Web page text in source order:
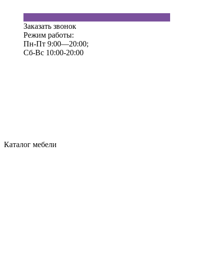
Заказать звонок
Режим работы:
Пн-Пт 9:00—20:00;
Сб-Вс 10:00-20:00
Каталог мебели